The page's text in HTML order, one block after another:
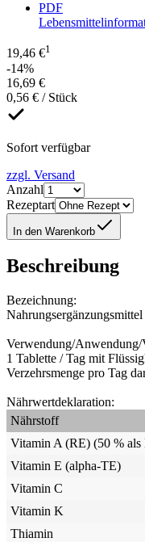
PDF
19,46 €1
-14%
16,69 €
0,56 € / Stück
Sofort verfügbar
zzgl. Versand
Anzahl
Rezeptart
In den Warenkorb
Beschreibung
Bezeichnung:
Verwendung/Anwendung/
1 Tablette / Tag mit
Verzehrsmenge pro Tag
Nährwertdeklaration:
Nährstoff
Vitamin A (RE) (50 % als
Vitamin E (alpha-TE)
Vitamin C
Vitamin K
Thiamin